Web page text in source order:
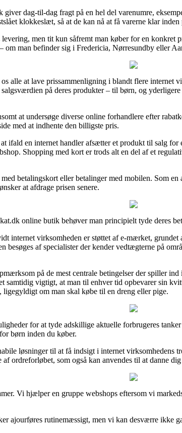
giver dag-til-dag fragt på en hel del varenumre,
klokkeslæt, så at de kan nå at få varerne klar
men tit kun såfremt man køber for en konkret
man befinder sig i Fredericia, Nørresundby eller
alle at lave prissammenligning i blandt flere internet
på deres produkter – til børn, og
at undersøge diverse online forhandlere efter
med at indhente den billigste pris.
ifald en internet handler afsætter et produkt til salg for
Shopping med kort er trods alt en del af et
betalingskort eller betalinger med mobilen. Som
at afdrage prisen senere.
online butik behøver man principielt tyde deres
internet virksomheden er støttet af e-mærket, grundet
besøges af specialister der kender vedtægterne på
på de mest centrale betingelser der spiller
samtidig vigtigt, at man til enhver tid opbevarer sin
om man skal købe til en dreng eller pige.
for at tyde adskillige aktuelle forbrugeres
børn inden du køber.
løsninger til at få indsigt i internet virksomhedens
ordreforløbet, som også kan anvendes til at danne
Vi hjælper en gruppe webshops eftersom vi
ajourføres rutinemæssigt, men vi kan desværre ikke